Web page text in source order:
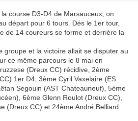
course D3-D4 de Marsauceux, on
départ pour 6 tours. Dés le 1er tour,
de 14 coureurs se forme et derrière la
groupe et la victoire allait se disputer au
ce même parcours le 8 mai en
(Dreux CC) récidive, 2ème
1er D4, 3ème Cyril Vaxelaire (ES
Segouin (AST Chateauneuf), 5ème
6ème Glenn Roulot (Dreux CC),
(Dreux CC) et 24ème André Belliard